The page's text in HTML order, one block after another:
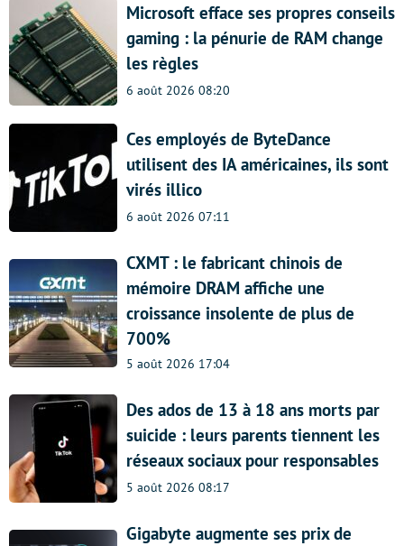
Microsoft efface ses propres conseils
gaming : la pénurie de RAM change
les règles
6 août 2026 08:20
Ces employés de ByteDance
utilisent des IA américaines, ils sont
virés illico
6 août 2026 07:11
CXMT : le fabricant chinois de
mémoire DRAM affiche une
croissance insolente de plus de
700%
5 août 2026 17:04
Des ados de 13 à 18 ans morts par
suicide : leurs parents tiennent les
réseaux sociaux pour responsables
5 août 2026 08:17
Gigabyte augmente ses prix de